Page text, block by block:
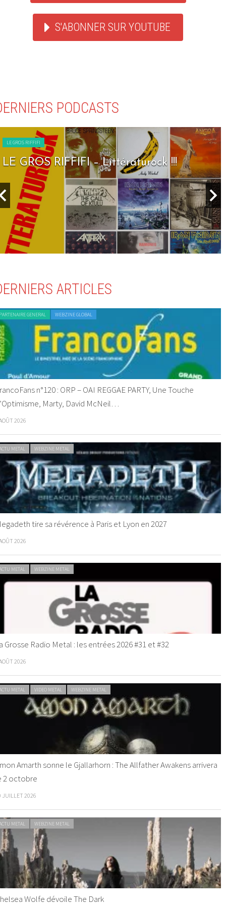
S'ABONNER SUR YOUTUBE
PODCASTS
– Littératurock !!!
LE GROS RIFFIFI
LE GROS
ARTICLES
GENERAL WEBZINE GLOBAL
n°120 : ORP – OAI REGGAE PARTY, Une Touche
Marty, David McNeil…
2026
METAL WEBZINE METAL
tire sa révérence à Paris et Lyon en 2027
2026
METAL WEBZINE METAL
Grosse Radio Metal : les entrées 2026 #31 et #32
2026
METAL VIDEO METAL WEBZINE METAL
Amarth sonne le Gjallarhorn : The Allfather Awakens arrivera
2 octobre
JUILLET 2026
METAL WEBZINE METAL
Wolfe dévoile The Dark